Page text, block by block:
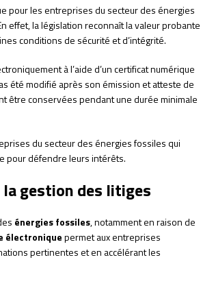
pour les entreprises du secteur des énergies
effet, la législation reconnaît la valeur probante
conditions de sécurité et d’intégrité.
à l’aide d’un certificat numérique
été modifié après son émission et atteste de
être conservées pendant une durée minimale
du secteur des énergies fossiles qui
pour défendre leurs intérêts.
gestion des litiges
énergies fossiles, notamment en raison de
électroniquepermet aux entreprises
pertinentes et en accélérant les